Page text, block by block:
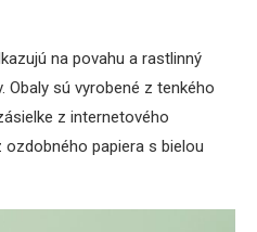
na povahu a rastlinný
Obaly sú vyrobené z tenkého
z internetového
papiera s bielou